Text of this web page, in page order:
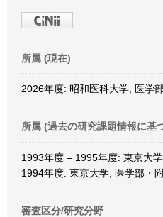
所属 (現在)
2026年度: 昭和医科大学, 医学
所属 (過去の研究課題情報に基
1993年度 – 1995年度: 東京大
1994年度: 東京大学, 医学部・
審査区分/研究分野